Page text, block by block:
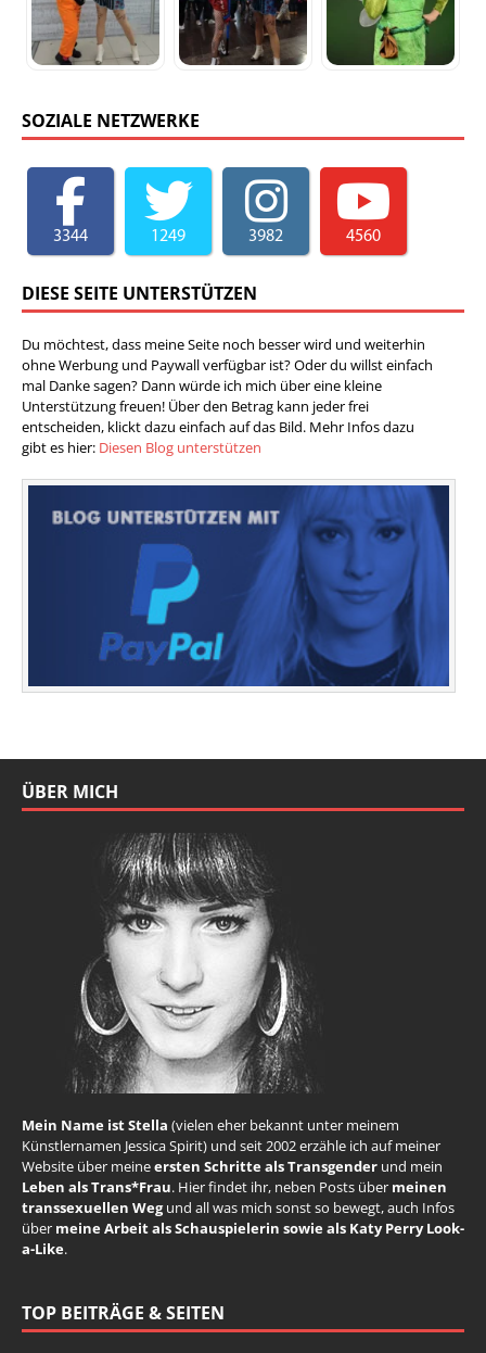
SOZIALE NETZWERKE
3344 1249 3982 4560
DIESE SEITE UNTERSTÜTZEN
Du möchtest, dass meine Seite noch besser wird und weiterhin
ohne Werbung und Paywall verfügbar ist? Oder du willst einfach
mal Danke sagen? Dann würde ich mich über eine kleine
Unterstützung freuen! Über den Betrag kann jeder frei
entscheiden, klickt dazu einfach auf das Bild. Mehr Infos dazu
gibt es hier: Diesen Blog unterstützen
ÜBER MICH
Mein Name ist Stella (vielen eher bekannt unter meinem
Künstlernamen Jessica Spirit) und seit 2002 erzähle ich auf meiner
Website über meineersten Schritte als Transgender und mein
Leben als Trans*Frau. Hier findet ihr, neben Posts über meinen
transsexuellen Wegund all was mich sonst so bewegt, auch Infos
über meine Arbeit als Schauspielerin sowie als Katy Perry Look-
a-Like.
TOP BEITRÄGE & SEITEN